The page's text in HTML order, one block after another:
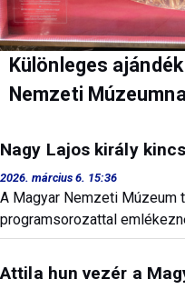
Különleges
Nemzeti
Nagy Lajos király
2026. március 6. 15:36
A Magyar Nemzeti Múzeum
programsorozattal
Attila hun vezér a